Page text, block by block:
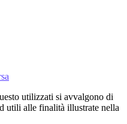
utilizzati si avvalgono di
utili alle finalità illustrate nella